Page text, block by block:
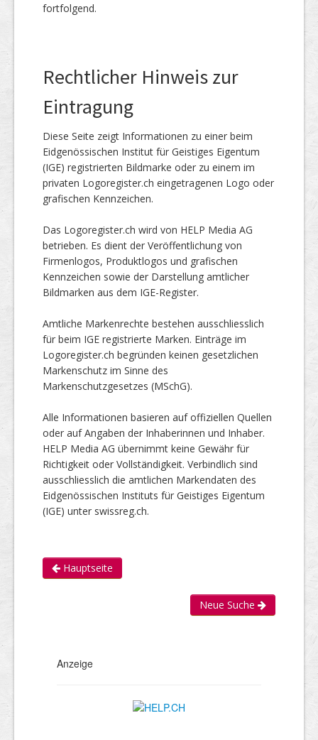
fortfolgend.
Rechtlicher Hinweis zur
Eintragung
Diese Seite zeigt Informationen zu einer beim
Eidgenössischen Institut für Geistiges Eigentum
(IGE) registrierten Bildmarke oder zu einem im
privaten Logoregister.ch eingetragenen Logo oder
grafischen Kennzeichen.
Das Logoregister.ch wird von HELP Media AG
betrieben. Es dient der Veröffentlichung von
Firmenlogos, Produktlogos und grafischen
Kennzeichen sowie der Darstellung amtlicher
Bildmarken aus dem IGE-Register.
Amtliche Markenrechte bestehen ausschliesslich
für beim IGE registrierte Marken. Einträge im
Logoregister.ch begründen keinen gesetzlichen
Markenschutz im Sinne des
Markenschutzgesetzes (MSchG).
Alle Informationen basieren auf offiziellen Quellen
oder auf Angaben der Inhaberinnen und Inhaber.
HELP Media AG übernimmt keine Gewähr für
Richtigkeit oder Vollständigkeit. Verbindlich sind
ausschliesslich die amtlichen Markendaten des
Eidgenössischen Instituts für Geistiges Eigentum
(IGE) unter swissreg.ch.
Hauptseite
Neue Suche